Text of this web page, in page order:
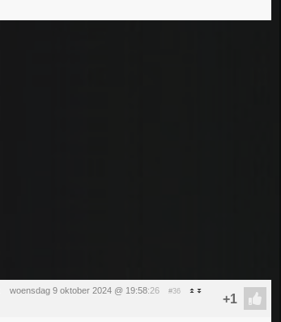
woensdag 9 oktober 2024 @ 19:58:26 #36